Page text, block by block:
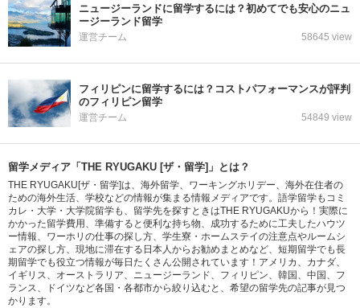
ニュージーランドに留学するには？初めてでも安心のニュ
ージーランド留学
運営チーム 58645 view
フィリピンに留学するには？コストパフォーマンスが評判
のフィリピン留学
運営チーム 54849 view
留学メディア「THE RYUGAKU [ザ・留学]」とは？
THE RYUGAKU[ザ・留学]は、海外留学、ワーキングホリデー、海外在住者の
ための海外生活、学校などの情報が集まる情報メディアです。語学留学もコミ
カレ・大学・大学院留学も、留学先を探すときはTHE RYUGAKUから！実際に
かかった留学費用、準備すると便利な持ち物、成功するために工夫したハウツ
ー情報、ワーホリの仕事の探し方、学生寮・ホームステイの注意点やルームシ
ェアの探し方、現地に滞在する日本人からお勧めまとめなど、短期留学でも長
期留学でも役立つ情報が毎日たくさん公開されています！アメリカ、カナダ、
イギリス、オーストラリア、ニュージーランド、フィリピン、韓国、中国、フ
ランス、ドイツなど各国・各都市から絞り込むと、希望の留学先の記事が見つ
かります。